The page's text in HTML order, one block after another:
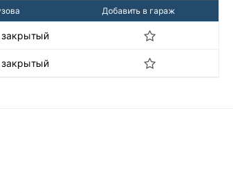
Добавить в гараж
закрытый
закрытый